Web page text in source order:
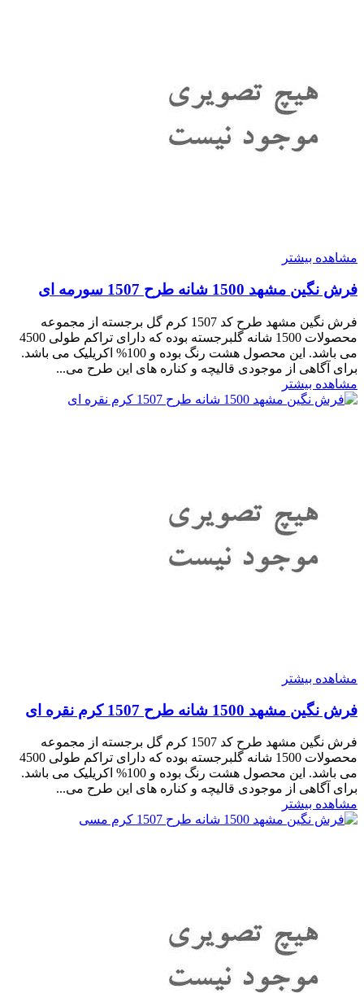
مشاهده بیشتر
فرش نگین مشهد 1500 شانه طرح 1507 سورمه ای
فرش نگین مشهد طرح کد 1507 کرم گل برجسته از مجموعه
محصولات 1500 شانه گلبرجسته بوده که دارای تراکم طولی 4500
می باشد. این محصول هشت رنگ بوده و 100% اکریلیک می باشد.
برای آگاهی از موجودی قالیچه و کناره های این طرح می...
مشاهده بیشتر
مشاهده بیشتر
فرش نگین مشهد 1500 شانه طرح 1507 کرم نقره ای
فرش نگین مشهد طرح کد 1507 کرم گل برجسته از مجموعه
محصولات 1500 شانه گلبرجسته بوده که دارای تراکم طولی 4500
می باشد. این محصول هشت رنگ بوده و 100% اکریلیک می باشد.
برای آگاهی از موجودی قالیچه و کناره های این طرح می...
مشاهده بیشتر